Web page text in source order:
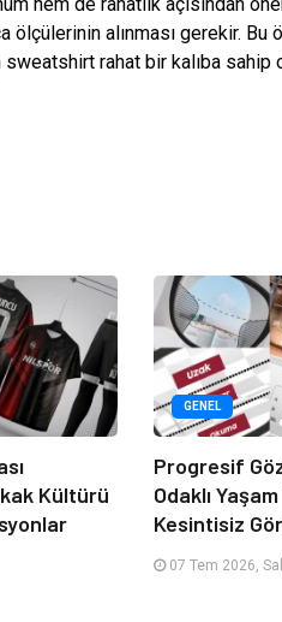
alınması gerekir. Bu
rahat bir kalıba sahip
Kültürü
GENEL
Progresif
Odaklı
Kesintisiz
07 Tem 2026, Sal